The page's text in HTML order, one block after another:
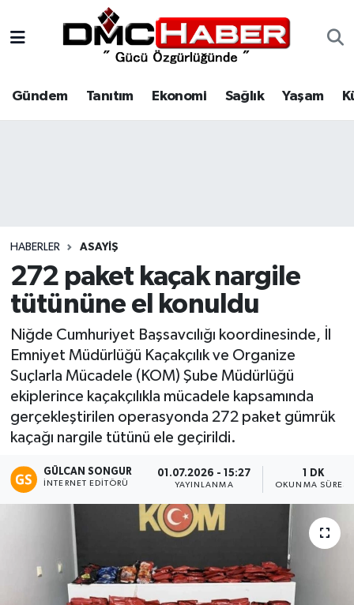
Gündem Tanıtım Ekonomi Sağlık Yaşam
HABERLER ASAYIŞ
272 paket kaçak nargile
tütününe el konuldu
Niğde Cumhuriyet Başsavcılığı koordinesinde, İl
Emniyet Müdürlüğü Kaçakçılık ve Organize
Suçlarla Mücadele (KOM) Şube Müdürlüğü
ekiplerince kaçakçılıkla mücadele kapsamında
gerçekleştirilen operasyonda 272 paket gümrük
kaçağı nargile tütünü ele geçirildi.
GÜLCAN SONGUR
İNTERNET EDITÖRÜ
01.07.2026 - 15:27
YAYINLANMA
1 DK
OKUNMA SÜRESI
Tanıtım
Spor
Siyaset
Eğitim
Teknoloji
Asayiş
Resmi İlan
Nöbetçi Eczaneler
Hava Durumu
Haber Arşivi